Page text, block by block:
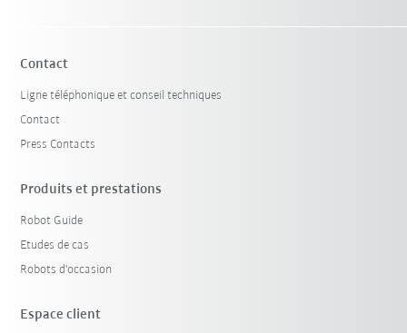
Contact
Ligne téléphonique et conseil techniques
Contact
Press Contacts
Produits et prestations
Robot Guide
Etudes de cas
Robots d'occasion
Espace client